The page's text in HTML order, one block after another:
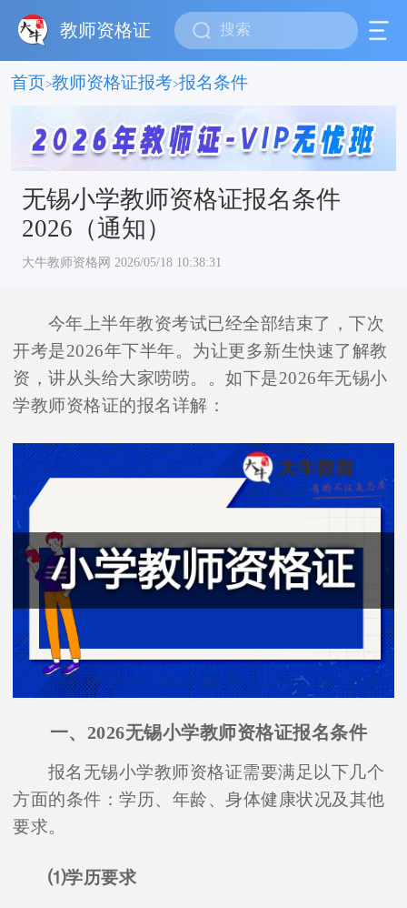
教师资格证
首页>教师资格证报考>报名条件
无锡小学教师资格证报名条件
2026（通知）
大牛教师资格网 2026/05/18 10:38:31
今年上半年教资考试已经全部结束了，下次
开考是2026年下半年。为让更多新生快速了解教
资，讲从头给大家唠唠。。如下是2026年无锡小
学教师资格证的报名详解：
一、2026无锡小学教师资格证报名条件
报名无锡小学教师资格证需要满足以下几个
方面的条件：学历、年龄、身体健康状况及其他
要求。
⑴学历要求